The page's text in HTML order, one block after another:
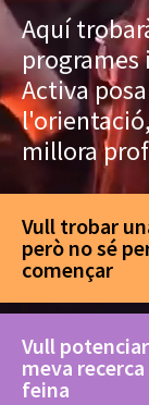
Aquí
programes
Activa
millora
Vull trobar
però no sé
començar
Vull
meva
feina